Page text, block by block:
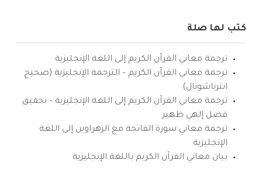
كتب لها صلة
ترجمة معاني القرآن الكريم إلى اللغة الإنجليزية
ترجمة معاني القرآن الكريم – الترجمة الإنجليزية (صحيح
انترناشونال)
ترجمة معاني القرآن الكريم إلى اللغة الإنجليزية – تحقيق
فضل إلهي ظهير
ترجمة معاني سورة الفاتحة مع الزهراوين إلى اللغة
الإنجليزية
بيان معاني القرآن الكريم باللغة الإنجليزية